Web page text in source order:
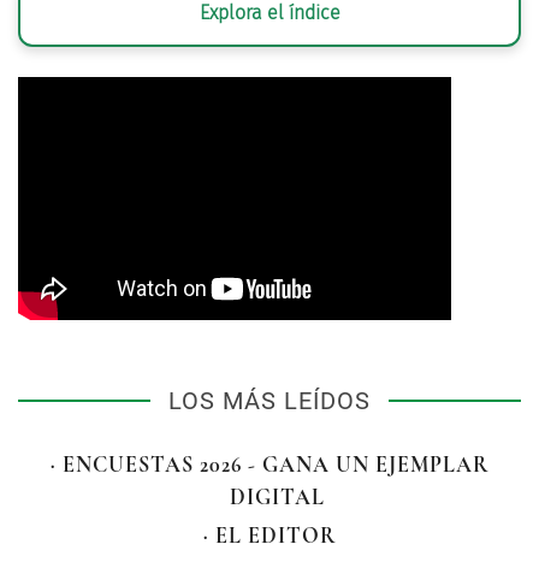
Explora el índice
LOS MÁS LEÍDOS
· ENCUESTAS 2026 - GANA UN EJEMPLAR
DIGITAL
· EL EDITOR